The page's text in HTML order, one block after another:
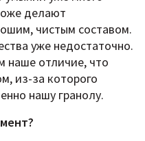
делают
чистым составом.
уже недостаточно.
наше отличие, что
из-за которого
нашу гранолу.